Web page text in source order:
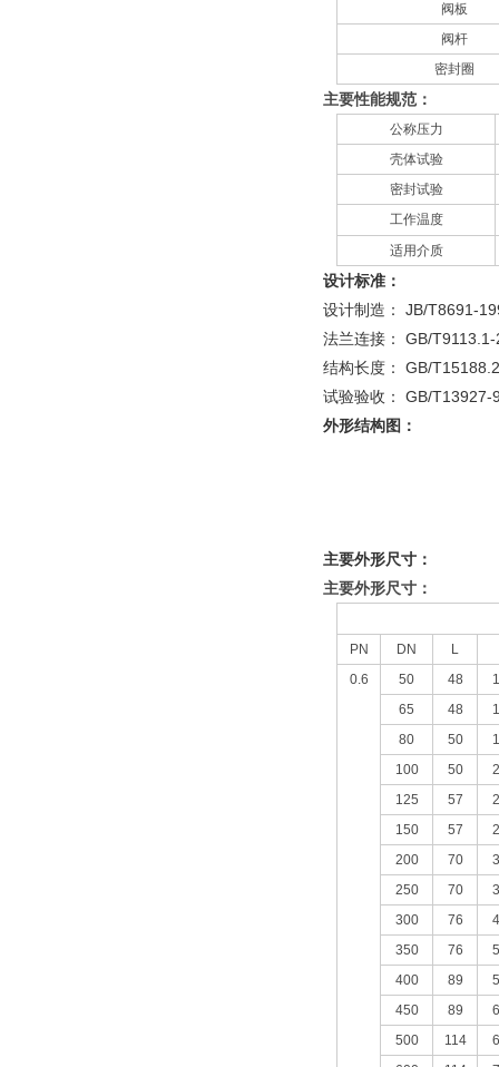
阀板
阀杆
密封圈
主要性能规范：
公称压力
壳体试验
密封试验
工作温度
适用介质
设计标准：
设计制造：
JB/T8691-
法兰连接： GB/
结构长度： GB/
试验验收： GB/T13927-
外形结构图：
主要外形尺寸：
主要外形尺寸：
PN DN L
0.6
50 48
65
48
80
50
100
50
125
57
150
57
200
70
250
70
300
76
350
76
400
89
450
89
500
114